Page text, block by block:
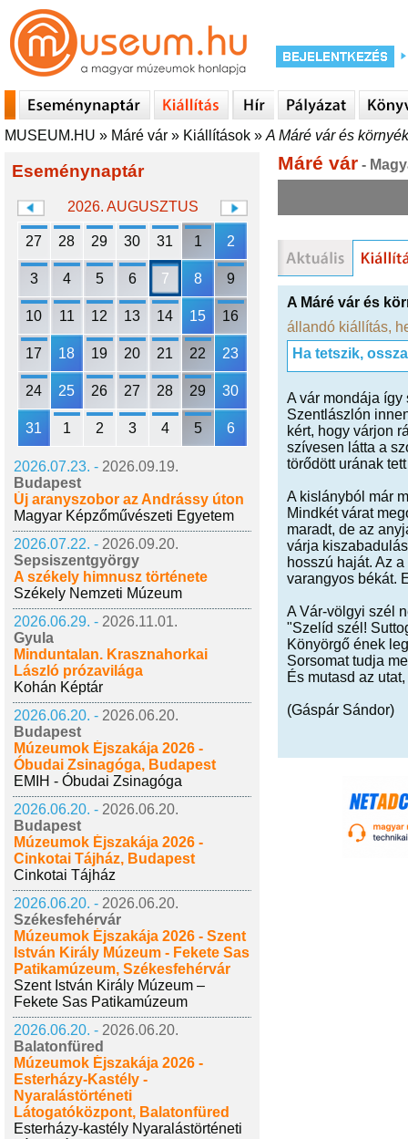
MUSEUM.HU » Máré vár » Kiállítások » A Máré vár és
Eseménynaptár
2026. AUGUSZTUS
27 28 29 30 31 1 2
3 4 5 6 7 8 9
10 11 12 13 14 15 16
17 18 19 20 21 22 23
24 25 26 27 28 29 30
31 1 2 3 4 5 6
2026.07.23. - 2026.09.19.
Budapest
Új aranyszobor az Andrássy úton
Magyar Képzőművészeti Egyetem
2026.07.22. - 2026.09.20.
Sepsiszentgyörgy
A székely himnusz története
Székely Nemzeti Múzeum
2026.06.29. - 2026.11.01.
Gyula
Minduntalan. Krasznahorkai
László prózavilága
Kohán Képtár
2026.06.20. - 2026.06.20.
Budapest
Múzeumok Éjszakája 2026 -
Óbudai Zsinagóga, Budapest
EMIH - Óbudai Zsinagóga
2026.06.20. - 2026.06.20.
Budapest
Múzeumok Éjszakája 2026 -
Cinkotai Tájház, Budapest
Cinkotai Tájház
2026.06.20. - 2026.06.20.
Székesfehérvár
Múzeumok Éjszakája 2026 - Szent
István Király Múzeum - Fekete Sas
Patikamúzeum, Székesfehérvár
Szent István Király Múzeum –
Fekete Sas Patikamúzeum
2026.06.20. - 2026.06.20.
Balatonfüred
Múzeumok Éjszakája 2026 -
Esterházy-Kastély -
Nyaralástörténeti
Látogatóközpont, Balatonfüred
Esterházy-kastély Nyaralástörténeti
Máré vár -
A Máré vár és
állandó kiállítás,
Ha tetszik,
A vár mondája így
Szentlászlón
kért, hogy várjon
szívesen látta a
törődött urának
A kislányból már
Mindkét várat
maradt, de az
várja
hosszú haját. Az
varangyos békát.
A Vár-völgyi szél
"Szelíd szél!
Könyörgő ének
Sorsomat tudja
És mutasd az
(Gáspár Sándor)